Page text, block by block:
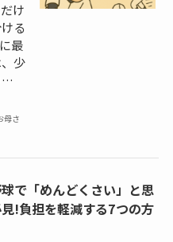
け
る
最
少
…
母さ
で「めんどくさい」と思
!負担を軽減する7つの方